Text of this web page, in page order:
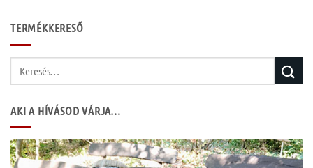
TERMÉKKERESŐ
AKI A HÍVÁSOD VÁRJA…